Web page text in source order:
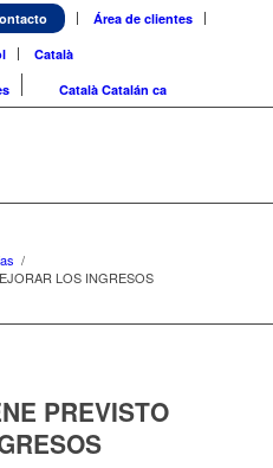
Área de clientes
Català
Català Catalán ca
/
LOS INGRESOS
PREVISTO